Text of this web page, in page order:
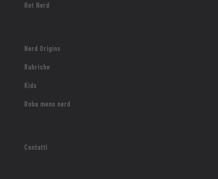
Hot Nerd
Nerd Origins
Rubriche
Kids
Roba meno nerd
Contatti